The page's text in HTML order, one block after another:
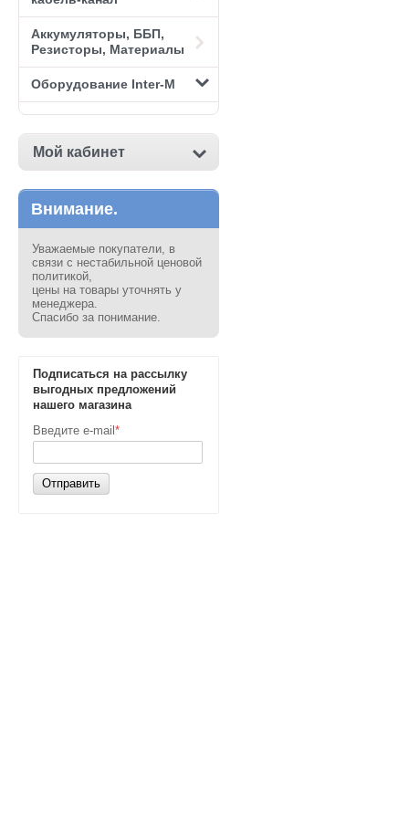
Аккумуляторы, ББП,
Резисторы, Материалы
Оборудование Inter-M
Мой кабинет
Внимание.
Уважаемые покупатели, в
связи с нестабильной ценовой
политикой,
цены на товары уточнять у
менеджера.
Спасибо за понимание.
Подписаться на рассылку
выгодных предложений
нашего магазина
Введите e-mail *
Отправить